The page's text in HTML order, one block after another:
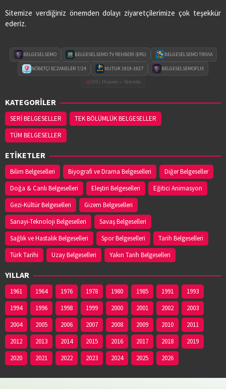
Sitemize verdiğiniz önemden dolayı ziyaretçilerimize çok teşekkür
ederiz.
BELGESELSEMO BELGESELSEMO TV REHBERİ (EPG) BELGESELSEMO TRIVIA
NÖBETÇİ ECZANELER 7/24 NUTUK 1919-1927
BELGESELSEMOFLIX
iOS / Huawei — Yakında
KATEGORİLER
SERİ BELGESELLER
TEK BÖLÜMLÜK BELGESELLER
TÜM BELGESELLER
ETİKETLER
Bilim Belgeselleri Biyografi ve Drama Belgeselleri
Diğer Belgeseller
Doğa & Canlı Belgeselleri
Eleştiri Belgeselleri
Eğitici Animasyon
Gezi-Kültür Belgeselleri
Gizem Belgeselleri
Sanayi-Teknoloji Belgeselleri
Savaş Belgeselleri
Sağlık ve Hastalık Belgeselleri
Spor Belgeselleri
Tarih Belgeselleri
Türk Tarihi
Uzay Belgeselleri Yakın Tarih Belgeselleri
YILLAR
1961 1964 1976 1978 1980 1985 1991
1993
1994
1996 1998 1999 2000 2001 2002
2003
2004
2005 2006 2007 2008 2009 2010
2011
2012
2013 2014 2015 2016 2017 2018
2019
2020
2021 2022 2023 2024 2025 2026